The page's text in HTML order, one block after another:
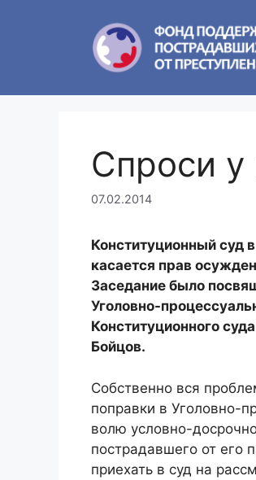
Спроси у
07.02.2014
Конституционный суд
касается прав
Заседание было
Уголовно-
Конституционного
Бойцов.
Собственно вся
поправки в Уголовно-
волю условно-
пострадавшего от его
приехать в суд на